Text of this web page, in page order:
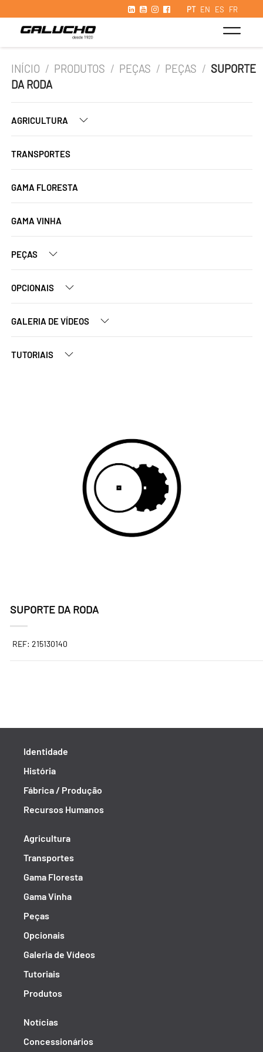
PT EN ES FR
INÍCIO / PRODUTOS / PEÇAS / PEÇAS / SUPORTE
DA RODA
AGRICULTURA
TRANSPORTES
GAMA FLORESTA
GAMA VINHA
PEÇAS
OPCIONAIS
GALERIA DE VÍDEOS
TUTORIAIS
SUPORTE DA RODA
REF: 215130140
Identidade
História
Fábrica / Produção
Recursos Humanos
Agricultura
Transportes
Gama Floresta
Gama Vinha
Peças
Opcionais
Galeria de Vídeos
Tutoriais
Produtos
Notícias
Concessionários